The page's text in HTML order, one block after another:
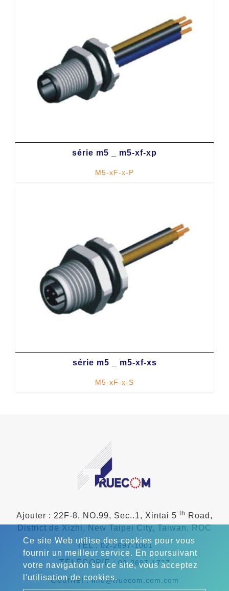
série m5 _ m5-xf-xp
M5-xF-x-P
série m5 _ m5-xf-xs
M5-xF-x-S
Ce site Web utilise des cookies pour vous
fournir un meilleur service. En poursuivant
votre navigation sur ce site, vous acceptez
l'utilisation de cookies.
Ajouter : 22F-8, NO.99, Sec..1, Xintai 5 th
Road,
District de Xizhi, New Taipei City, Taiwan, ROC
TÉL :02-2697-1001
TÉLÉCOPIE : 02-2697-1727
Courriel :info@truecom.com.com